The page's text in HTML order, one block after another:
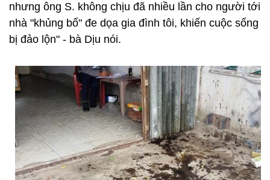
nhưng ông S. không chịu đã nhiều lần cho người tới
nhà "khủng bố" đe dọa gia đình tôi, khiến cuộc sống
bị đảo lộn" - bà Dịu nói.